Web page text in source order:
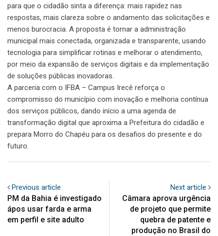
para que o cidadão sinta a diferença: mais rapidez nas
respostas, mais clareza sobre o andamento das solicitações e
menos burocracia. A proposta é tornar a administração
municipal mais conectada, organizada e transparente, usando
tecnologia para simplificar rotinas e melhorar o atendimento,
por meio da expansão de serviços digitais e da implementação
de soluções públicas inovadoras.
A parceria com o IFBA – Campus Irecê reforça o
compromisso do município com inovação e melhoria contínua
dos serviços públicos, dando início a uma agenda de
transformação digital que aproxima a Prefeitura do cidadão e
prepara Morro do Chapéu para os desafios do presente e do
futuro.
Previous article
PM da Bahia é investigado
ápos usar farda e arma
em perfil e site adulto
Next article
Câmara aprova urgência
de projeto que permite
quebra de patente e
produção no Brasil do